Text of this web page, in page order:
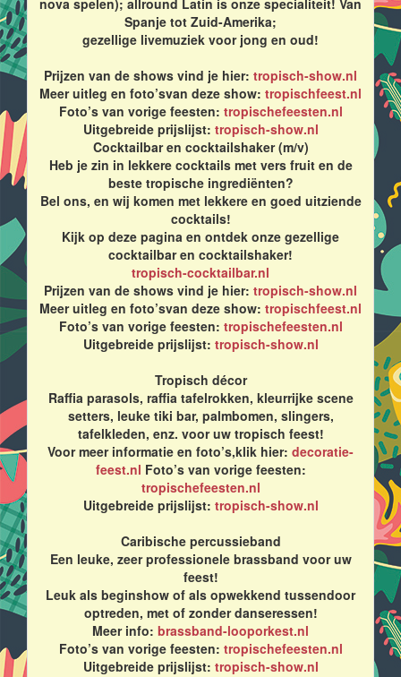
nova spelen); allround Latin is onze specialiteit! Van
Spanje tot Zuid-Amerika;
gezellige livemuziek voor jong en oud!
Prijzen van de shows vind je hier: tropisch-show.nl
Meer uitleg en foto’svan deze show: tropischfeest.nl
Foto’s van vorige feesten: tropischefeesten.nl
Uitgebreide prijslijst: tropisch-show.nl
Cocktailbar en cocktailshaker (m/v)
Heb je zin in lekkere cocktails met vers fruit en de
beste tropische ingrediënten?
Bel ons, en wij komen met lekkere en goed uitziende
cocktails!
Kijk op deze pagina en ontdek onze gezellige
cocktailbar en cocktailshaker!
tropisch-cocktailbar.nl
Prijzen van de shows vind je hier: tropisch-show.nl
Meer uitleg en foto’svan deze show: tropischfeest.nl
Foto’s van vorige feesten: tropischefeesten.nl
Uitgebreide prijslijst: tropisch-show.nl
Tropisch décor
Raffia parasols, raffia tafelrokken, kleurrijke scene
setters, leuke tiki bar, palmbomen, slingers,
tafelkleden, enz. voor uw tropisch feest!
Voor meer informatie en foto’s,klik hier: decoratie-
feest.nl Foto’s van vorige feesten:
tropischefeesten.nl
Uitgebreide prijslijst: tropisch-show.nl
Caribische percussieband
Een leuke, zeer professionele brassband voor uw
feest!
Leuk als beginshow of als opwekkend tussendoor
optreden, met of zonder danseressen!
Meer info: brassband-looporkest.nl
Foto’s van vorige feesten: tropischefeesten.nl
Uitgebreide prijslijst: tropisch-show.nl